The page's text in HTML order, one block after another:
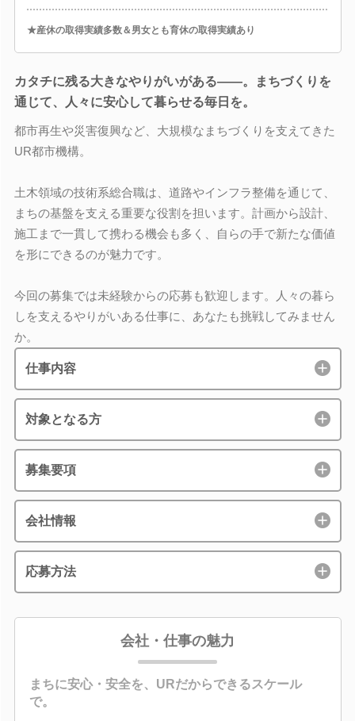
★産休の取得実績多数＆男女とも育休の取得実績あり
カタチに残る大きなやりがいがある――。まちづくりを
通じて、人々に安心して暮らせる毎日を。
都市再生や災害復興など、大規模なまちづくりを支えてきた
UR都市機構。
土木領域の技術系総合職は、道路やインフラ整備を通じて、
まちの基盤を支える重要な役割を担います。計画から設計、
施工まで一貫して携わる機会も多く、自らの手で新たな価値
を形にできるのが魅力です。
今回の募集では未経験からの応募も歓迎します。人々の暮ら
しを支えるやりがいある仕事に、あなたも挑戦してみません
か。
仕事内容
対象となる方
募集要項
会社情報
応募方法
会社・仕事の魅力
まちに安心・安全を、URだからできるスケール
で。